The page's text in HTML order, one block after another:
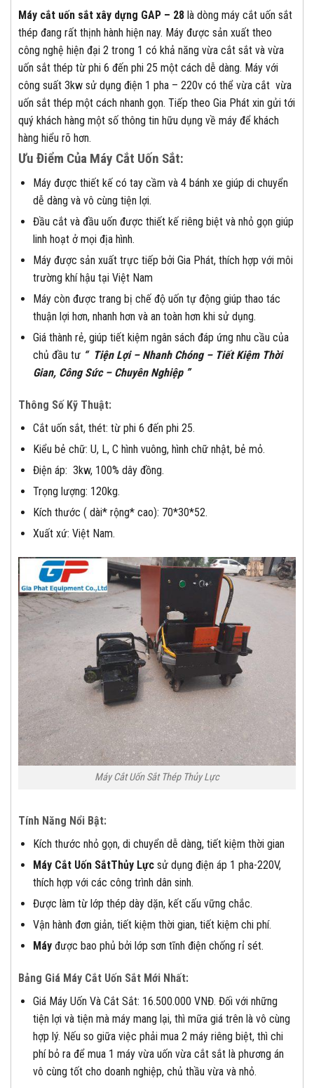
Máy cắt uốn sắt xây dựng GAP – 28 là dòng máy cắt uốn sắt
thép đang rất thịnh hành hiện nay. Máy được sản xuất theo
công nghệ hiện đại 2 trong 1 có khả năng vừa cắt sắt và vừa
uốn sắt thép từ phi 6 đến phi 25 một cách dễ dàng. Máy với
công suất 3kw sử dụng điện 1 pha – 220v có thể vừa cắt vừa
uốn sắt thép một cách nhanh gọn. Tiếp theo Gia Phát xin gửi tới
quý khách hàng một số thông tin hữu dụng về máy để khách
hàng hiểu rõ hơn.
Ưu Điểm Của Máy Cắt Uốn Sắt:
Máy được thiết kế có tay cầm và 4 bánh xe giúp di chuyển
dễ dàng và vô cùng tiện lợi.
Đầu cắt và đầu uốn được thiết kế riêng biệt và nhỏ gọn giúp
linh hoạt ở mọi địa hình.
Máy được sản xuất trực tiếp bởi Gia Phát, thích hợp với môi
trường khí hậu tại Việt Nam
Máy còn được trang bị chế độ uốn tự động giúp thao tác
thuận lợi hơn, nhanh hơn và an toàn hơn khi sử dụng.
Giá thành rẻ, giúp tiết kiệm ngân sách đáp ứng nhu cầu của
chủ đầu tư “ Tiện Lợi – Nhanh Chóng – Tiết Kiệm Thời
Gian, Công Sức – Chuyên Nghiệp ”
Thông Số Kỹ Thuật:
Cắt uốn sắt, thét: từ phi 6 đến phi 25.
Kiểu bẻ chữ: U, L, C hình vuông, hình chữ nhật, bẻ mỏ.
Điện áp: 3kw, 100% dây đồng.
Trọng lượng: 120kg.
Kích thước ( dài* rộng* cao): 70*30*52.
Xuất xứ: Việt Nam.
Máy Cắt Uốn Sắt Thép Thủy Lực
Tính Năng Nổi Bật:
Kích thước nhỏ gọn, di chuyển dễ dàng, tiết kiệm thời gian
Máy Cắt Uốn SắtThủy Lựcsử dụng điện áp 1 pha-220V,
thích hợp với các công trình dân sinh.
Được làm từ lớp thép dày dặn, kết cấu vững chắc.
Vận hành đơn giản, tiết kiệm thời gian, tiết kiệm chi phí.
Máy được bao phủ bởi lớp sơn tĩnh điện chống rỉ sét.
Bảng Giá Máy Cắt Uốn Sắt Mới Nhất:
Giá Máy Uốn Và Cắt Sắt: 16.500.000 VNĐ. Đối với những
tiện lợi và tiện mà máy mang lại, thì mữa giá trên là vô cùng
hợp lý. Nếu so giữa việc phải mua 2 máy riêng biệt, thì chi
phí bỏ ra để mua 1 máy vừa uốn vừa cắt sắt là phương án
vô cùng tốt cho doanh nghiệp, chủ thầu vừa và nhỏ.